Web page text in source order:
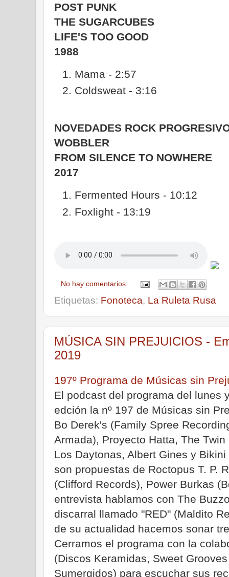
POST PUNK
THE SUGARCUBES
LIFE'S TOO GOOD
1988
Mama - 2:57
Coldsweat - 3:16
NOVEDADES ROCK
WOBBLER
FROM SILENCE TO NOWHERE
2017
Fermented Hours - 10:12
Foxlight - 13:19
No hay comentarios:
Etiquetas: Fonoteca, La Ruleta Rusa
MÚSICA SIN PREJUICIOS -
2019
197º Programa de Músicas sin
El podcast del programa del lunes
edción la nº 197 de Músicas sin
Bo Derek's (Family Spree
Armada), Proyecto Hatta, The
Los Daytonas, Albert Gines y
son propuestas de Roctopus T. P.
(Clifford Records), Power Burkas
entrevista hablamos con The
discarral llamado "RED" (Maldito
de su actualidad hacemos sonar
Cerramos el programa con la
(Discos Keramidas, Sweet
Sumergidos) para escuchar sus